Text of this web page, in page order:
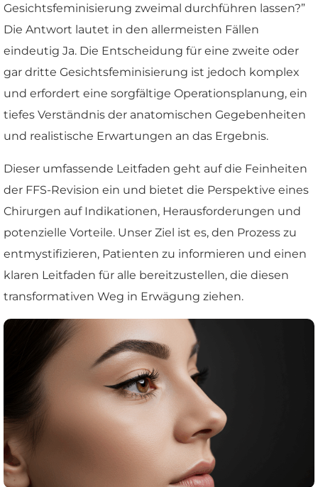
Gesichtsfeminisierung zweimal durchführen lassen?”
Die Antwort lautet in den allermeisten Fällen
eindeutig Ja. Die Entscheidung für eine zweite oder
gar dritte Gesichtsfeminisierung ist jedoch komplex
und erfordert eine sorgfältige Operationsplanung, ein
tiefes Verständnis der anatomischen Gegebenheiten
und realistische Erwartungen an das Ergebnis.
Dieser umfassende Leitfaden geht auf die Feinheiten
der FFS-Revision ein und bietet die Perspektive eines
Chirurgen auf Indikationen, Herausforderungen und
potenzielle Vorteile. Unser Ziel ist es, den Prozess zu
entmystifizieren, Patienten zu informieren und einen
klaren Leitfaden für alle bereitzustellen, die diesen
transformativen Weg in Erwägung ziehen.